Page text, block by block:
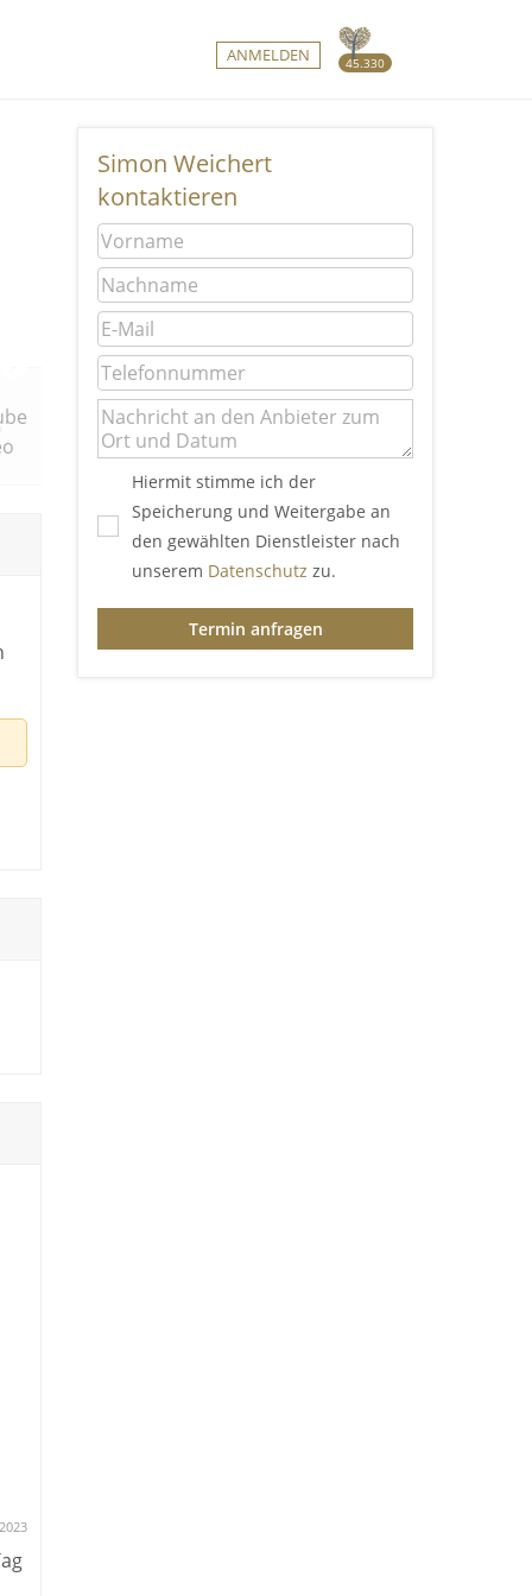
45.330
ANMELDEN
Youtube
Video
Youtube
Simon Weichert
kontaktieren
Hiermit stimme ich der
Speicherung und Weitergabe an
den gewählten Dienstleister nach
unserem Datenschutz zu.
Termin anfragen